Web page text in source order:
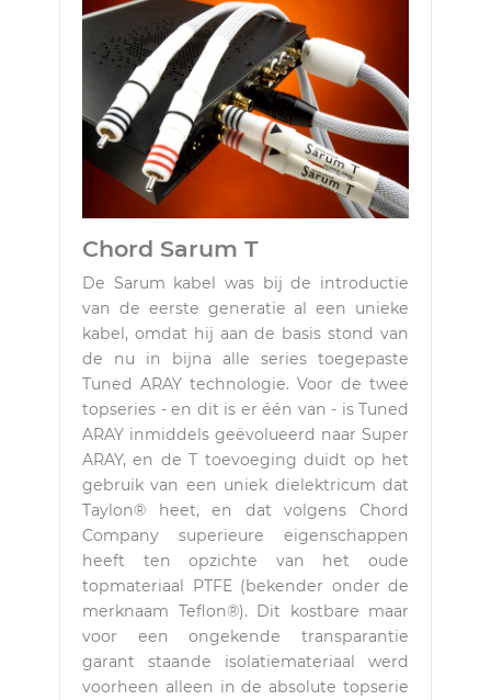
Chord Sarum T
De Sarum kabel was bij de introductie
van de eerste generatie al een unieke
kabel, omdat hij aan de basis stond van
de nu in bijna alle series toegepaste
Tuned ARAY technologie. Voor de twee
topseries - en dit is er één van - is Tuned
ARAY inmiddels geëvolueerd naar Super
ARAY, en de T toevoeging duidt op het
gebruik van een uniek dielektricum dat
Taylon® heet, en dat volgens Chord
Company superieure eigenschappen
heeft ten opzichte van het oude
topmateriaal PTFE (bekender onder de
merknaam Teflon®). Dit kostbare maar
voor een ongekende transparantie
garant staande isolatiemateriaal werd
voorheen alleen in de absolute topserie